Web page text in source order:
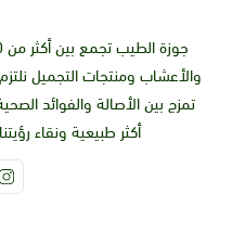
والأعشاب ومنتجات التجميل
تمزج بين الأصالة والفوائد
أكثر طبيعية ونقاء